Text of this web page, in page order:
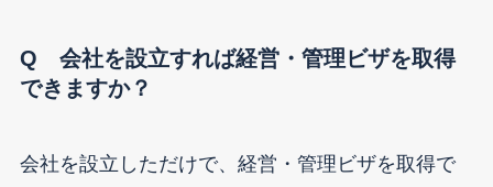
Q 会社を設立すれば経営・管理ビザを取得
できますか？
会社を設立しただけで、経営・管理ビザを取得で